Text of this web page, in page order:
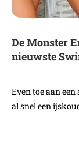
De Monster
nieuwste
Even toe aan
al snel een